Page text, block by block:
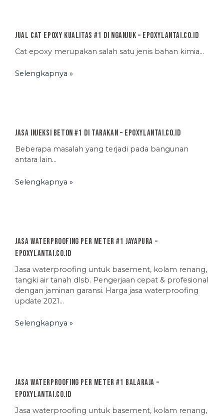
Jual Cat Epoxy Kualitas #1 di Nganjuk – EpoxyLantai.co.id
Cat epoxy merupakan salah satu jenis bahan kimia…
Selengkapnya »
Jasa Injeksi Beton #1 di Tarakan – EpoxyLantai.co.id
Beberapa masalah yang terjadi pada bangunan
antara lain…
Selengkapnya »
Jasa Waterproofing Per Meter #1 Jayapura –
EpoxyLantai.co.id
Jasa waterproofing untuk basement, kolam renang,
tangki air tanah dlsb. Pengerjaan cepat & profesional
dengan jaminan garansi. Harga jasa waterproofing
update 2021…
Selengkapnya »
Jasa Waterproofing Per Meter #1 Balaraja –
EpoxyLantai.co.id
Jasa waterproofing untuk basement, kolam renang,